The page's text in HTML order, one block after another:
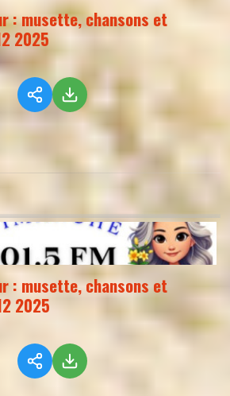
: musette, chansons et
2025
: musette, chansons et
2025